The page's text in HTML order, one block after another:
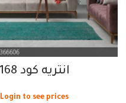
انتريه كود 168
Login to see prices